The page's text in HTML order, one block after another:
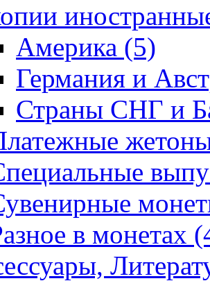
Америка (5)
Германия и
Страны СНГ и
в монетах